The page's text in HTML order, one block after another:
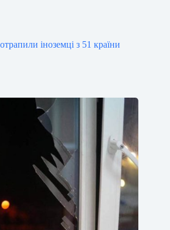
іноземці з 51 країни